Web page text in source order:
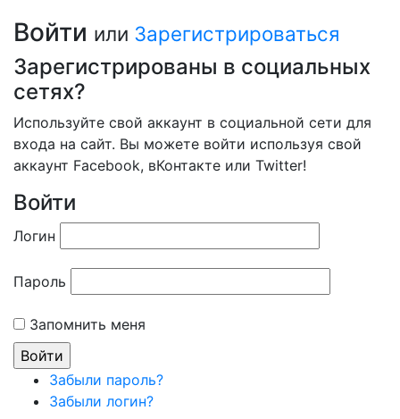
Войти или Зарегистрироваться
Зарегистрированы в социальных
сетях?
Используйте свой аккаунт в социальной сети для
входа на сайт. Вы можете войти используя свой
аккаунт Facebook, вКонтакте или Twitter!
Войти
Логин
Пароль
Запомнить меня
Забыли пароль?
Забыли логин?